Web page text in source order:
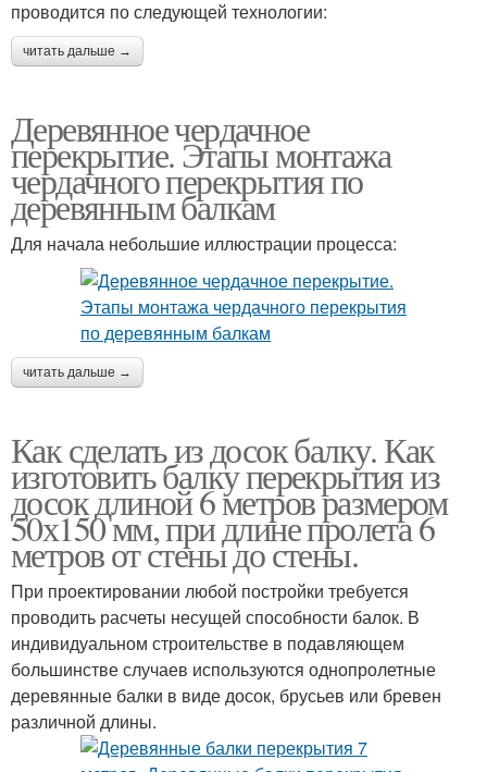
проводится по следующей технологии:
читать дальше →
Деревянное чердачное
перекрытие. Этапы монтажа
чердачного перекрытия по
деревянным балкам
Для начала небольшие иллюстрации процесса:
читать дальше →
Как сделать из досок балку. Как
изготовить балку перекрытия из
досок длиной 6 метров размером
50х150 мм, при длине пролета 6
метров от стены до стены.
При проектировании любой постройки требуется
проводить расчеты несущей способности балок. В
индивидуальном строительстве в подавляющем
большинстве случаев используются однопролетные
деревянные балки в виде досок, брусьев или бревен
различной длины.